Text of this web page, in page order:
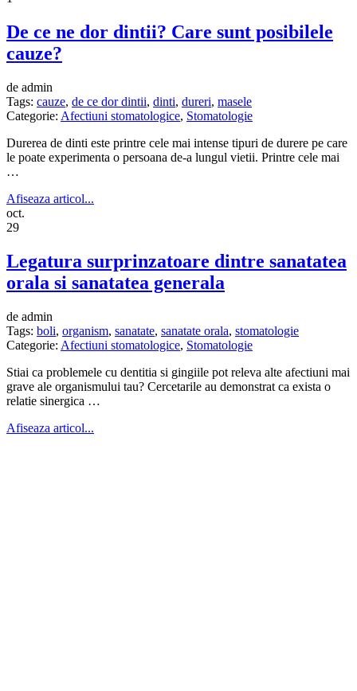
De ce ne dor dintii? Care sunt posibilele
cauze?
de admin
Tags: cauze, de ce dor dintii, dinti, dureri, masele
Categorie: Afectiuni stomatologice, Stomatologie
Durerea de dinti este printre cele mai intense tipuri de durere pe care
le poate experimenta o persoana de-a lungul vietii. Printre cele mai
…
Afiseaza articol...
oct.
29
Legatura surprinzatoare dintre sanatatea
orala si sanatatea generala
de admin
Tags: boli, organism, sanatate, sanatate orala, stomatologie
Categorie: Afectiuni stomatologice, Stomatologie
Stiai ca problemele cu dentitia si gingiile pot releva alte afectiuni mai
grave ale organismului tau? Cercetarile au demonstrat ca exista o
relatie sinergica …
Afiseaza articol...